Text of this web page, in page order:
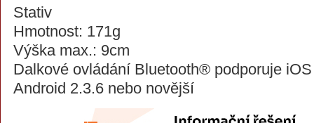
Stativ
Hmotnost: 171g
Výška max.: 9cm
Dalkové ovládání Bluetooth® podporuje
Android 2.3.6 nebo novější